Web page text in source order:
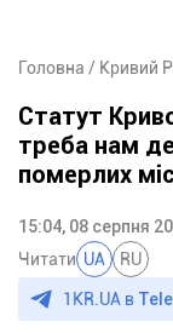
Головна Кривий
Статут
треба нам
померлих
15:04, 08 серпня
Читати UA RU
1KR.UA в